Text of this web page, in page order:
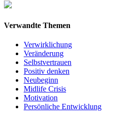
Verwandte Themen
Verwirklichung
Veränderung
Selbstvertrauen
Positiv denken
Neubeginn
Midlife Crisis
Motivation
Persönliche Entwicklung